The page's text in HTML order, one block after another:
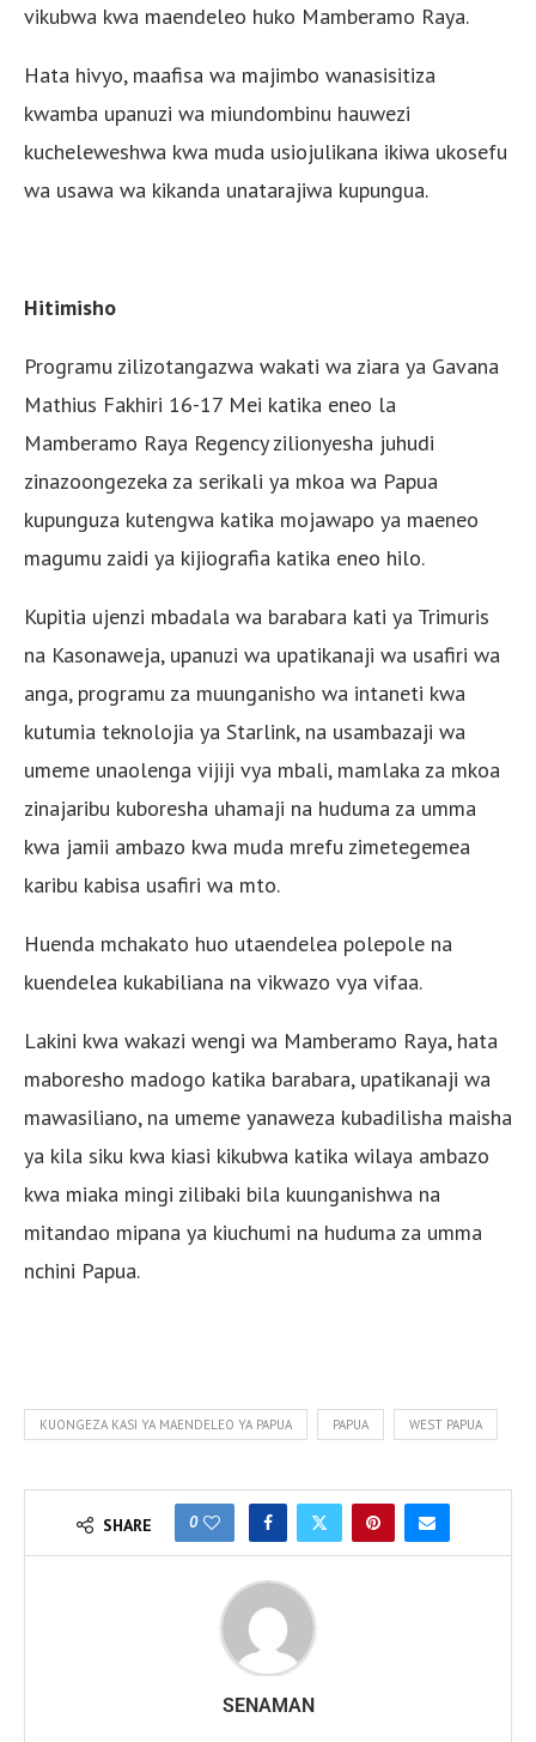
vikubwa kwa maendeleo huko Mamberamo Raya.
Hata hivyo, maafisa wa majimbo wanasisitiza
kwamba upanuzi wa miundombinu hauwezi
kucheleweshwa kwa muda usiojulikana ikiwa ukosefu
wa usawa wa kikanda unatarajiwa kupungua.
Hitimisho
Programu zilizotangazwa wakati wa ziara ya Gavana
Mathius Fakhiri 16-17 Mei katika eneo la
Mamberamo Raya Regency zilionyesha juhudi
zinazoongezeka za serikali ya mkoa wa Papua
kupunguza kutengwa katika mojawapo ya maeneo
magumu zaidi ya kijiografia katika eneo hilo.
Kupitia ujenzi mbadala wa barabara kati ya Trimuris
na Kasonaweja, upanuzi wa upatikanaji wa usafiri wa
anga, programu za muunganisho wa intaneti kwa
kutumia teknolojia ya Starlink, na usambazaji wa
umeme unaolenga vijiji vya mbali, mamlaka za mkoa
zinajaribu kuboresha uhamaji na huduma za umma
kwa jamii ambazo kwa muda mrefu zimetegemea
karibu kabisa usafiri wa mto.
Huenda mchakato huo utaendelea polepole na
kuendelea kukabiliana na vikwazo vya vifaa.
Lakini kwa wakazi wengi wa Mamberamo Raya, hata
maboresho madogo katika barabara, upatikanaji wa
mawasiliano, na umeme yanaweza kubadilisha maisha
ya kila siku kwa kiasi kikubwa katika wilaya ambazo
kwa miaka mingi zilibaki bila kuunganishwa na
mitandao mipana ya kiuchumi na huduma za umma
nchini Papua.
KUONGEZA KASI YA MAENDELEO YA PAPUA PAPUA WEST PAPUA
SHARE 0
SENAMAN